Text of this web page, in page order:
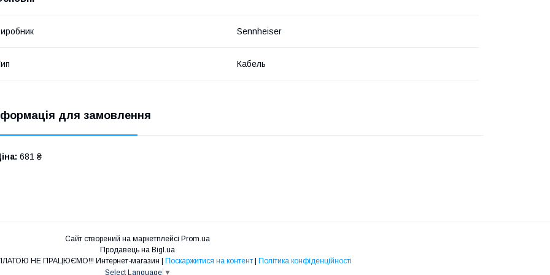
Sennheiser
Кабель
для замовлення
681 ₴
Сайт створений на маркетплейсі Prom.ua
Продавець на Bigl.ua
DJSERVICE ПІСЛЯОПЛАТОЮ НЕ ПРАЦЮЄМО!!! Интернет-магазин | Поскаржитися на контент | Політика конфіденційності
Select Language ▼